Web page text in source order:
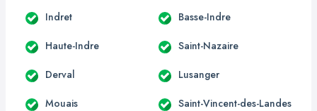
Indret Basse-Indre
Haute-Indre Saint-Nazaire
Derval Lusanger
Mouais Saint-Vincent-des-Landes